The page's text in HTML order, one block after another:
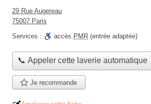
29 Rue Augereau
75007 Paris
Services :
accès PMR (entrée adaptée)
📞 Appeler cette laverie automatique
Je recommande